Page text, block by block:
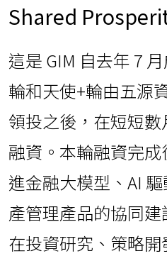
Shared
這是 GIM 自去年 7
輪和天使+輪由五源
領投之後，在短短
融資。本輪融資完成
進金融大模型、AI
產管理產品的協同
在投資研究、策略